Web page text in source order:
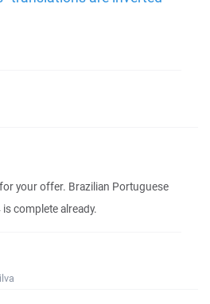
your offer. Brazilian Portuguese
complete already.